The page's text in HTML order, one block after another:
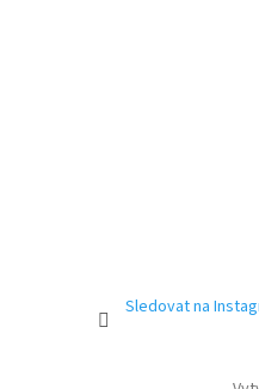
Sledovat na